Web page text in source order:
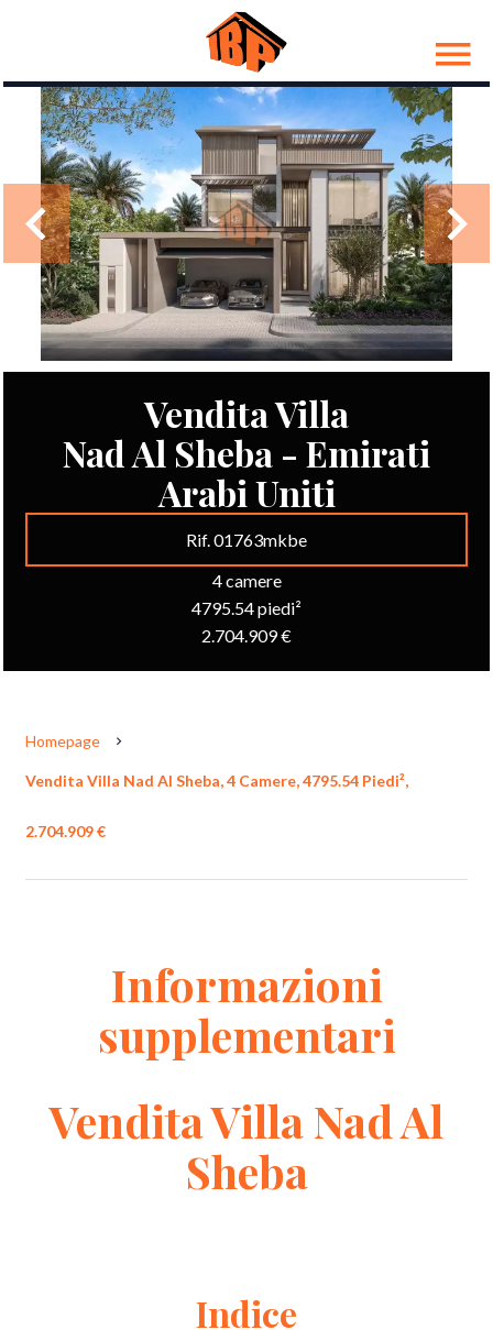
Vendita Villa
Nad Al Sheba - Emirati
Arabi Uniti
Rif. 01763mkbe
4 camere
4795.54 piedi²
2.704.909 €
Homepage
Vendita Villa Nad Al Sheba, 4 Camere, 4795.54 Piedi²,
2.704.909 €
Informazioni
supplementari
Vendita Villa Nad Al
Sheba
Indice